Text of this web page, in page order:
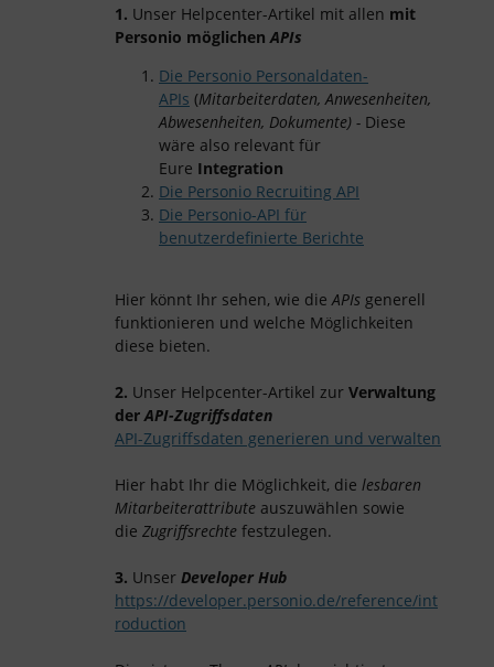
1. Unser Helpcenter-Artikel mit allen mit
Personio möglichenAPIs
Die Personio Personaldaten-
APIs (Mitarbeiterdaten, Anwesenheiten,
Abwesenheiten, Dokumente) - Diese
wäre also relevant für
Eure Integration
Die Personio Recruiting API
Die Personio-API für
benutzerdefinierte Berichte
Hier könnt Ihr sehen, wie dieAPIs generell
funktionieren und welche Möglichkeiten
diese bieten.
2. Unser Helpcenter-Artikel zur Verwaltung
derAPI-Zugriffsdaten
API-Zugriffsdaten generieren und verwalten
Hier habt Ihr die Möglichkeit, die lesbaren
Mitarbeiterattribute auszuwählen sowie
die Zugriffsrechte festzulegen.
3. Unser Developer Hub
https://developer.personio.de/reference/int
roduction